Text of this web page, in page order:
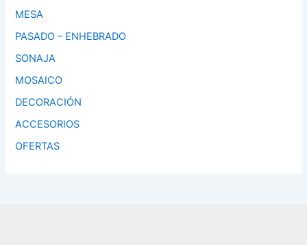
MESA
PASADO – ENHEBRADO
SONAJA
MOSAICO
DECORACIÓN
ACCESORIOS
OFERTAS